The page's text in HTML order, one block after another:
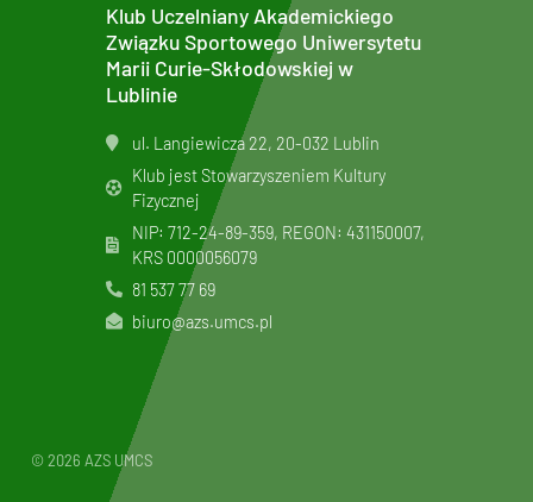
Klub Uczelniany Akademickiego
Związku Sportowego Uniwersytetu
Marii Curie-Skłodowskiej w
Lublinie
ul. Langiewicza 22, 20-032 Lublin
Klub jest Stowarzyszeniem Kultury
Fizycznej
NIP: 712-24-89-359, REGON: 431150007,
KRS 0000056079
81 537 77 69
biuro@azs.umcs.pl
© 2026 AZS UMCS